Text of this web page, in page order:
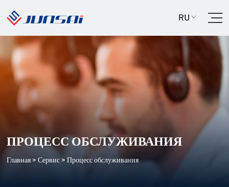
RU
ПРОЦЕСС ОБСЛУЖИВАНИЯ
Главная> Сервис> Процесс обслуживания